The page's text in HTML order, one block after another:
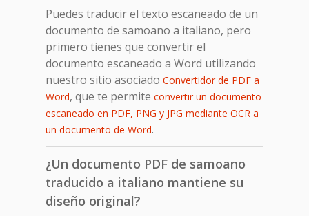
Puedes traducir el texto escaneado de un
documento de samoano a italiano, pero
primero tienes que convertir el
documento escaneado a Word utilizando
nuestro sitio asociado Convertidor de PDF a
Word, que te permite convertir un documento
escaneado en PDF, PNG y JPG mediante OCR a
un documento de Word.
¿Un documento PDF de samoano
traducido a italiano mantiene su
diseño original?